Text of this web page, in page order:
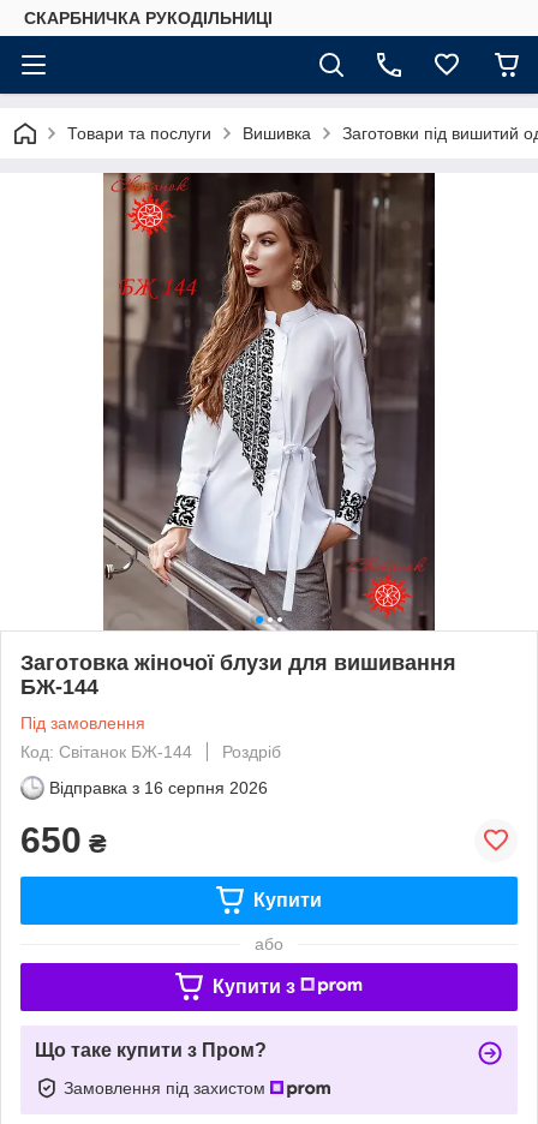
СКАРБНИЧКА РУКОДІЛЬНИЦІ
Товари та послуги Вишивка Заготовки під вишитий
Заготовка жіночої блузи для вишивання
БЖ-144
Під замовлення
Код: Світанок БЖ-144
Роздріб
Відправка з 16 серпня 2026
650 ₴
Купити
або
Купити з
Що таке купити з Пром?
Замовлення під захистом